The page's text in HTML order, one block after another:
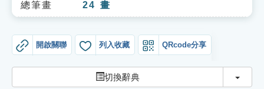
單字索引
總筆畫 24 畫
開啟關聯 列入收藏 QRcode分享
切換辭典 切換